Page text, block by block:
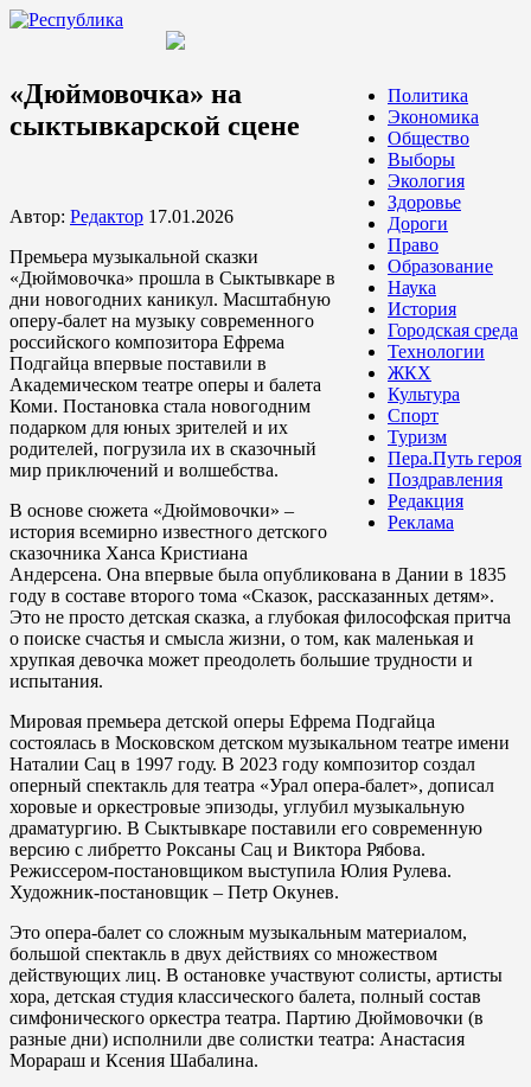
Политика
Экономика
Общество
Выборы
Экология
Здоровье
Дороги
Право
Образование
Наука
История
Городская среда
Технологии
ЖКХ
Культура
Спорт
Туризм
Пера.Путь героя
Поздравления
Редакция
Реклама
«Дюймовочка» на
сыктывкарской сцене
Автор: Редактор 17.01.2026
Премьера музыкальной сказки
«Дюймовочка» прошла в Сыктывкаре в
дни новогодних каникул. Масштабную
оперу-балет на музыку современного
российского композитора Ефрема
Подгайца впервые поставили в
Академическом театре оперы и балета
Коми. Постановка стала новогодним
подарком для юных зрителей и их
родителей, погрузила их в сказочный
мир приключений и волшебства.
В основе сюжета «Дюймовочки» –
история всемирно известного детского
сказочника Ханса Кристиана
Андерсена. Она впервые была опубликована в Дании в 1835
году в составе второго тома «Сказок, рассказанных детям».
Это не просто детская сказка, а глубокая философская притча
о поиске счастья и смысла жизни, о том, как маленькая и
хрупкая девочка может преодолеть большие трудности и
испытания.
Мировая премьера детской оперы Ефрема Подгайца
состоялась в Московском детском музыкальном театре имени
Наталии Сац в 1997 году. В 2023 году композитор создал
оперный спектакль для театра «Урал опера-балет», дописал
хоровые и оркестровые эпизоды, углубил музыкальную
драматургию. В Сыктывкаре поставили его современную
версию с либретто Роксаны Сац и Виктора Рябова.
Режиссером-постановщиком выступила Юлия Рулева.
Художник-постановщик – Петр Окунев.
Это опера-балет со сложным музыкальным материалом,
большой спектакль в двух действиях со множеством
действующих лиц. В остановке участвуют солисты, артисты
хора, детская студия классического балета, полный состав
симфонического оркестра театра. Партию Дюймовочки (в
разные дни) исполнили две солистки театра: Анастасия
Морараш и Ксения Шабалина.